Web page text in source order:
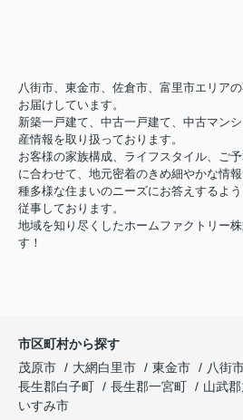
八街市、東金市、佐倉市、富里市エリア
お届けしています。
新築一戸建て、中古一戸建て、中古マン
産情報を取り扱っております。
お客様の家族構成、ライフスタイル、ご
に合わせて、地元密着のきめ細やかな情
種多様な住まいのニーズにお答えするよ
従事しております。
地域を知り尽くしたホームファクトリー
す！
市区町村から探す
茂原市
大網白里市 東金市 八街
長生郡白子町
長生郡一宮町 山武
いすみ市